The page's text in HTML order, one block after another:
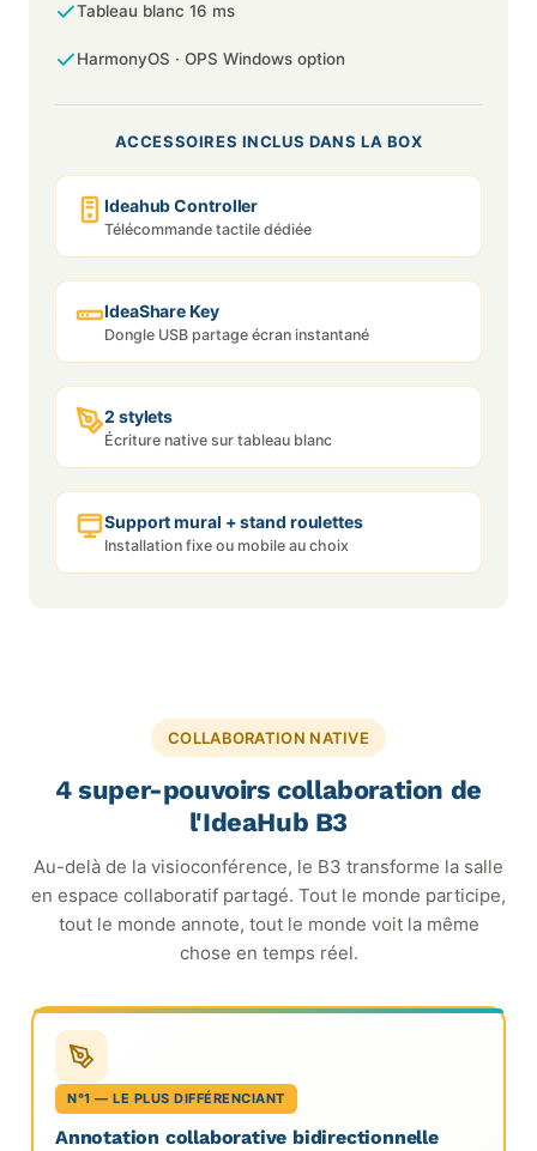
Tableau blanc 16 ms
HarmonyOS · OPS Windows option
ACCESSOIRES INCLUS DANS LA BOX
Ideahub Controller
Télécommande tactile dédiée
IdeaShare Key
Dongle USB partage écran instantané
2 stylets
Écriture native sur tableau blanc
Support mural + stand roulettes
Installation fixe ou mobile au choix
COLLABORATION NATIVE
4 super-pouvoirs collaboration de
l'IdeaHub B3
Au-delà de la visioconférence, le B3 transforme la salle
en espace collaboratif partagé. Tout le monde participe,
tout le monde annote, tout le monde voit la même
chose en temps réel.
N°1 — LE PLUS DIFFÉRENCIANT
Annotation collaborative bidirectionnelle